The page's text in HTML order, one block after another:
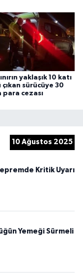
yaklaşık 10 katı
sürücüye 30
para cezası
10 Ağustos 2025
Kritik Uyarı
Yemeği Sürmeli